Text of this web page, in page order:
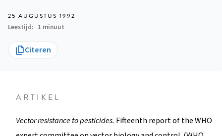
25 AUGUSTUS 1992
Leestijd
1 minuut
Citeren
ARTIKEL
Vector resistance to pesticides. Fifteenth report of the WHO